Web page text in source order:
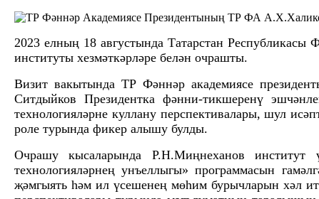
2023 елның 18 августында Татарстан
институты хезмәткәрләре белән очрашты.
Визит вакытында ТР Фәннәр академиясе
Ситдыйков Президентка фәнни-тикшеренү
технологияләрне куллану перспективалары, шул
роле турында фикер алышу булды.
Очрашу кысаларында Р.Н.Миңнеханов институт
технологияләрнең унъеллыгы» программасын
җәмгыять һәм ил үсешенең мөһим бурычларын хәл